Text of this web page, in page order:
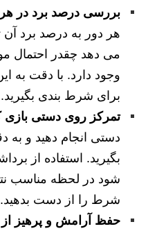
بررسی درصد برد در هر
هر دور به درصد برد آن
می دهد چقدر احتمال
وجود دارد. با دقت به
برای شرط بندی بگیرید.
تمرکز روی دستی بازی
دستی انجام دهید و به
بگیرید. استفاده از
شود در لحظه مناسب
شرط را از دست بدهید.
حفظ آرامش و پرهیز